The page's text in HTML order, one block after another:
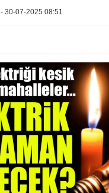
- 30-07-2025 08:51